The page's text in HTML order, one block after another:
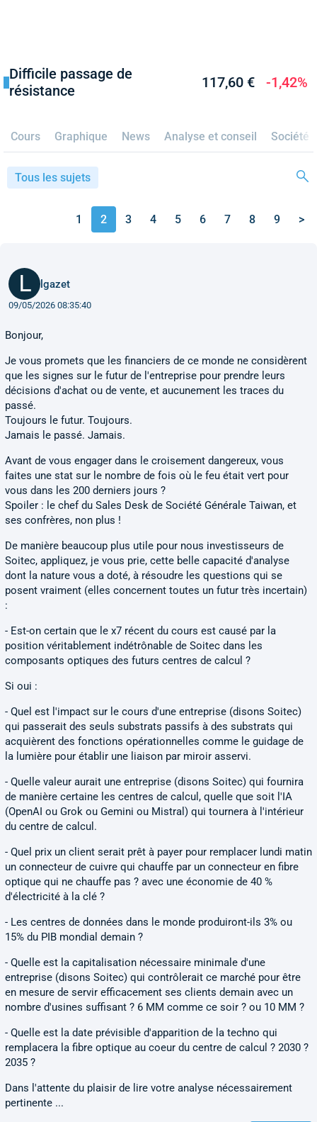
Difficile passage de
résistance
117,60 € -1,42%
Cours Graphique News Analyse et conseil Société
Tous les sujets
1 2 3 4 5 6 7 8 9 >
lgazet
09/05/2026 08:35:40
Bonjour,
Je vous promets que les financiers de ce monde ne considèrent
que les signes sur le futur de l'entreprise pour prendre leurs
décisions d'achat ou de vente, et aucunement les traces du
passé.
Toujours le futur. Toujours.
Jamais le passé. Jamais.
Avant de vous engager dans le croisement dangereux, vous
faites une stat sur le nombre de fois où le feu était vert pour
vous dans les 200 derniers jours ?
Spoiler : le chef du Sales Desk de Société Générale Taiwan, et
ses confrères, non plus !
De manière beaucoup plus utile pour nous investisseurs de
Soitec, appliquez, je vous prie, cette belle capacité d'analyse
dont la nature vous a doté, à résoudre les questions qui se
posent vraiment (elles concernent toutes un futur très incertain)
:
- Est-on certain que le x7 récent du cours est causé par la
position véritablement indétrônable de Soitec dans les
composants optiques des futurs centres de calcul ?
Si oui :
- Quel est l'impact sur le cours d'une entreprise (disons Soitec)
qui passerait des seuls substrats passifs à des substrats qui
acquièrent des fonctions opérationnelles comme le guidage de
la lumière pour établir une liaison par miroir asservi.
- Quelle valeur aurait une entreprise (disons Soitec) qui fournira
de manière certaine les centres de calcul, quelle que soit l'IA
(OpenAI ou Grok ou Gemini ou Mistral) qui tournera à l'intérieur
du centre de calcul.
- Quel prix un client serait prêt à payer pour remplacer lundi matin
un connecteur de cuivre qui chauffe par un connecteur en fibre
optique qui ne chauffe pas ? avec une économie de 40 %
d'électricité à la clé ?
- Les centres de données dans le monde produiront-ils 3% ou
15% du PIB mondial demain ?
- Quelle est la capitalisation nécessaire minimale d'une
entreprise (disons Soitec) qui contrôlerait ce marché pour être
en mesure de servir efficacement ses clients demain avec un
nombre d'usines suffisant ? 6 MM comme ce soir ? ou 10 MM ?
- Quelle est la date prévisible d'apparition de la techno qui
remplacera la fibre optique au coeur du centre de calcul ? 2030 ?
2035 ?
Dans l'attente du plaisir de lire votre analyse nécessairement
pertinente ...